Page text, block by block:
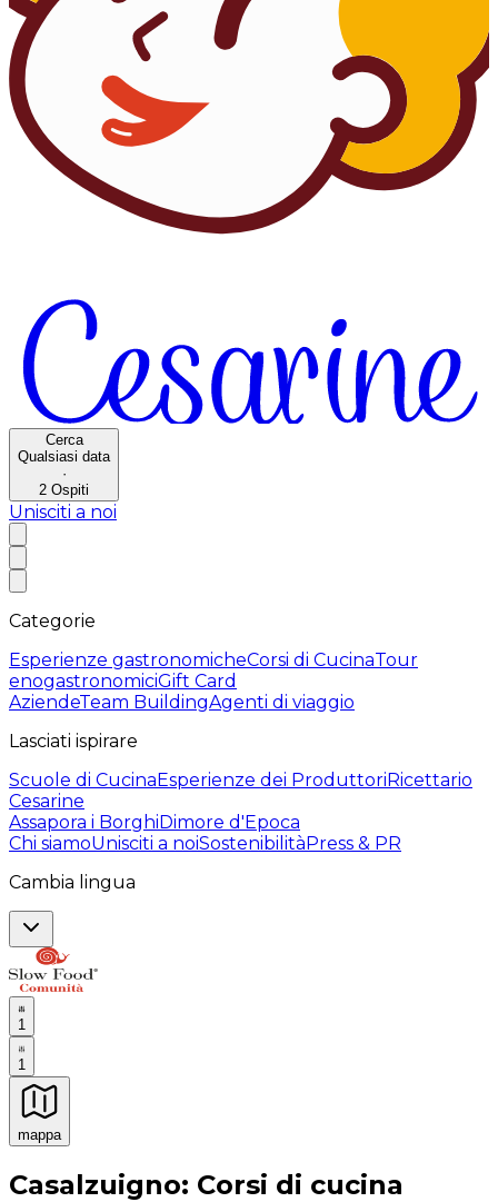
Cerca
Qualsiasi data
·
2 Ospiti
Unisciti a noi
Categorie
Esperienze gastronomicheCorsi di CucinaTour
enogastronomiciGift Card
AziendeTeam BuildingAgenti di viaggio
Lasciati ispirare
Scuole di CucinaEsperienze dei ProduttoriRicettario
Cesarine
Assapora i BorghiDimore d'Epoca
Chi siamoUnisciti a noiSostenibilitàPress & PR
Cambia lingua
1
1
mappa
Esperienze culinarie indimenticabili: Esperienze
Casalzuigno: Corsi di cucina